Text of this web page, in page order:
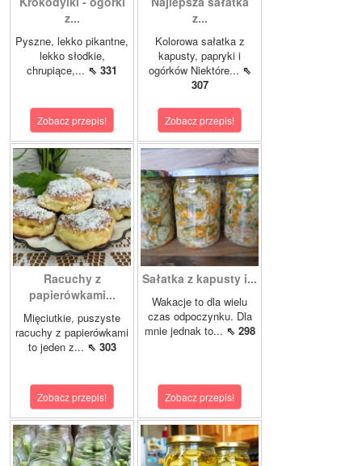
z...
Pyszne, lekko pikantne,
lekko słodkie,
chrupiące,... ⇖ 331
Zobacz przepis!
z...
Kolorowa sałatka z
kapusty, papryki i
ogórków Niektóre... ⇖
307
Zobacz przepis!
Racuchy z
papierówkami...
Mięciutkie, puszyste
racuchy z papierówkami
to jeden z... ⇖ 303
Zobacz przepis!
Sałatka z kapusty i...
Wakacje to dla wielu
czas odpoczynku. Dla
mnie jednak to... ⇖ 298
Zobacz przepis!